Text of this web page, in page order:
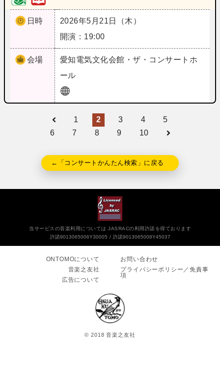
日時
2026年5月21日（木）
開演：19:00
会場 愛知電気文化会館・ザ・コンサートホ
ール
1 2 3 4
5
6
7 8 9 10
←「コンサートかんたん検索」に戻る
当サービスの音楽利用については JASRACの利用許諾を得ております
許諾9013065006Y30005
許諾9013065008Y45037
ONTOMOについて
音楽之友社
広告について
お問い合わせ
プライバシーポリシー／免責事
項
© 2018 音楽之友社